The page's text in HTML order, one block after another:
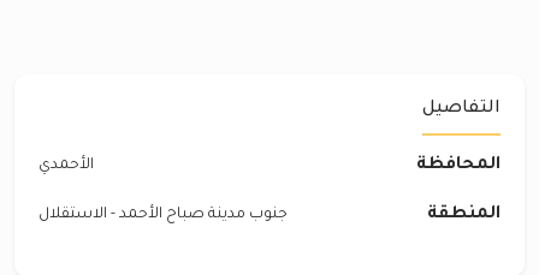
التفاصيل
المحافظة الأحمدي
المنطقة جنوب مدينة صباح الأحمد - الاستقلال